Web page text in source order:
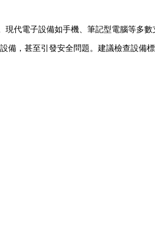
代電子設備如手機、筆記型電腦等多
，甚至引發安全問題。建議檢查設備標